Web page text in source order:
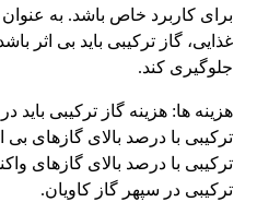
برای کاربرد خاص باشد. به
غذایی، گاز ترکیبی باید بی اثر
جلوگیری کند.
هزینه ها: هزینه گاز ترکیبی
ترکیبی با درصد بالای گازهای بی
ترکیبی با درصد بالای گازهای
ترکیبی در سپهر گاز کاویان.